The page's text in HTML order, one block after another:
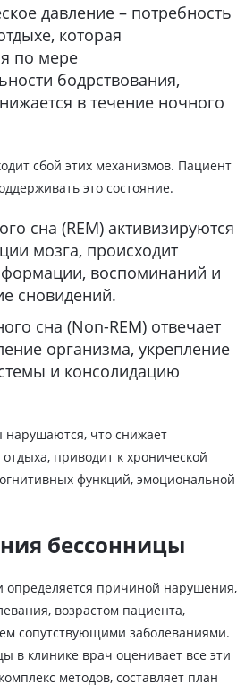
давление – потребность
которая
по мере
бодрствования,
в течение ночного
сбой этих механизмов. Пациент
это состояние.
сна (REM) активизируются
мозга, происходит
воспоминаний и
сновидений.
сна (Non-REM) отвечает
организма, укрепление
и консолидацию
что снижает
приводит к хронической
функций, эмоциональной
бессонницы
определяется причиной нарушения,
возрастом пациента,
сопутствующими заболеваниями.
в клинике врач оценивает все эти
методов, составляет план